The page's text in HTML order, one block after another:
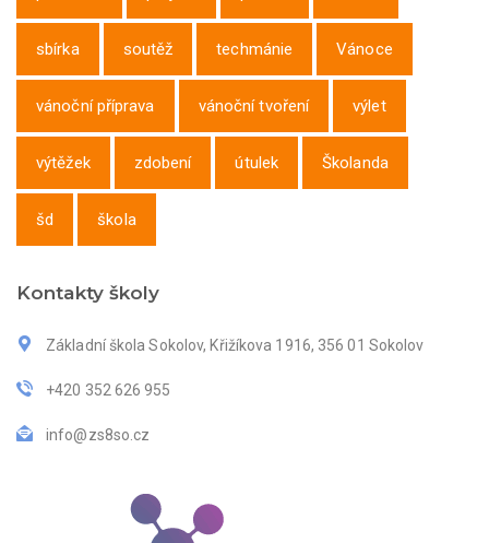
sbírka soutěž techmánie Vánoce
vánoční příprava vánoční tvoření výlet
výtěžek zdobení útulek Školanda
šd škola
Kontakty školy
Základní škola Sokolov, Křižíkova 1916, 356 01 Sokolov
+420 352 626 955
info@zs8so.cz